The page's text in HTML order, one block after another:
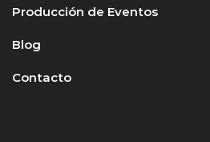
Producción de Eventos
Blog
Contacto